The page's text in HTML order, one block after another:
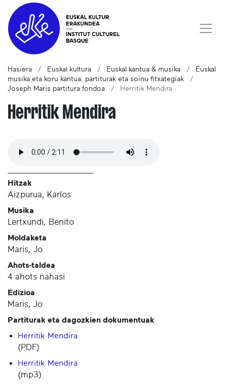
Hasiera Euskal kultura Euskal kantua & musika
Euskal
musika eta koru kantua: partiturak eta soinu fitxategiak
Joseph Maris partitura fondoa
Herritik Mendira
Herritik Mendira
Hitzak
Aizpurua, Karlos
Musika
Lertxundi, Benito
Moldaketa
Maris, Jo
Ahots-taldea
4 ahots nahasi
Edizioa
Maris, Jo
Partiturak eta dagozkien dokumentuak
Herritik Mendira
(PDF)
Herritik Mendira
(mp3)